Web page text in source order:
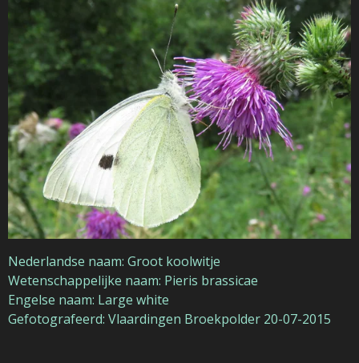
Nederlandse naam: Groot koolwitje
Wetenschappelijke naam: Pieris brassicae
Engelse naam: Large white
Gefotografeerd: Vlaardingen Broekpolder 20-07-2015